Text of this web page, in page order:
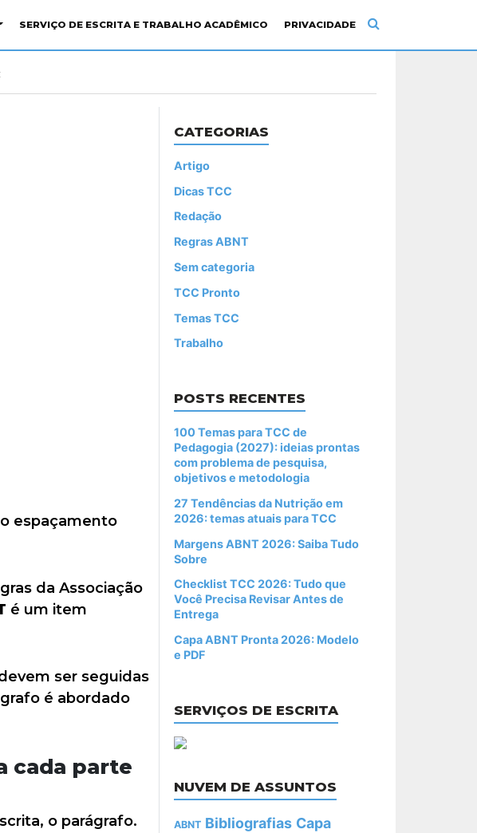
SERVIÇO DE ESCRITA E TRABALHO ACADÊMICO PRIVACIDADE
espaçamento
da Associação
é um item
ser seguidas
é abordado
cada parte
o parágrafo.
CATEGORIAS
Artigo
Dicas TCC
Redação
Regras ABNT
Sem categoria
TCC Pronto
Temas TCC
Trabalho
POSTS RECENTES
100 Temas para TCC de
Pedagogia (2027): ideias prontas
com problema de pesquisa,
objetivos e metodologia
27 Tendências da Nutrição em
2026: temas atuais para TCC
Margens ABNT 2026: Saiba Tudo
Sobre
Checklist TCC 2026: Tudo que
Você Precisa Revisar Antes de
Entrega
Capa ABNT Pronta 2026: Modelo
e PDF
SERVIÇOS DE ESCRITA
NUVEM DE ASSUNTOS
ABNT Bibliografias Capa